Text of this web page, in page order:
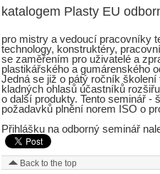
katalogem Plasty EU
pro mistry a vedoucí pracovníky
technology, konstruktéry,
se zaměřením pro uživatelé a
plastikářského a gumárenského
Jedná se již o pátý ročník
kladných ohlasů účastníků
o další produkty. Tento seminář -
požadavků plnění norem ISO o
Přihlášku na odborný seminář
Back to the top